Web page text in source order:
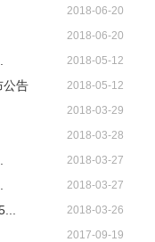
2018-06-20
2018-06-20
2018-05-12
公告 2018-05-12
2018-03-29
2018-03-28
2018-03-27
2018-03-27
2018-03-26
2017-09-19